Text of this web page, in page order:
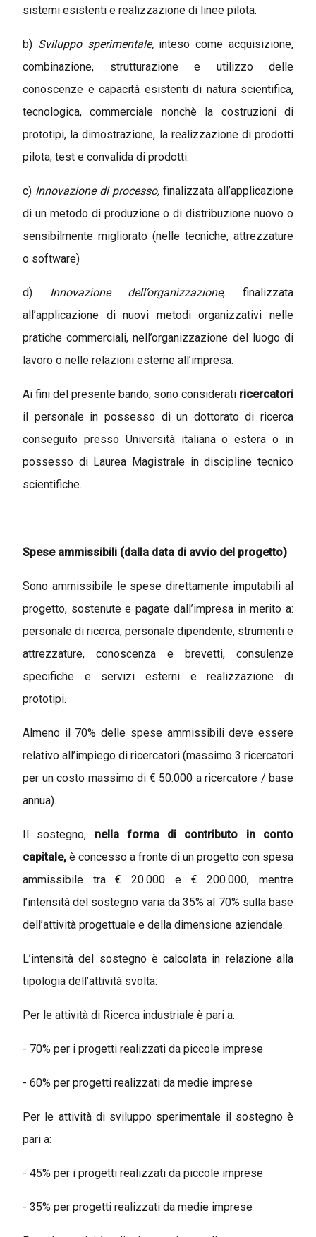
sistemi esistenti e realizzazione di linee pilota.
b) Sviluppo sperimentale, inteso come acquisizione,
combinazione, strutturazione e utilizzo delle
conoscenze e capacità esistenti di natura scientifica,
tecnologica, commerciale nonchè la costruzioni di
prototipi, la dimostrazione, la realizzazione di prodotti
pilota, test e convalida di prodotti.
c) Innovazione di processo, finalizzata all’applicazione
di un metodo di produzione o di distribuzione nuovo o
sensibilmente migliorato (nelle tecniche, attrezzature
o software)
d) Innovazione dell’organizzazione, finalizzata
all’applicazione di nuovi metodi organizzativi nelle
pratiche commerciali, nell’organizzazione del luogo di
lavoro o nelle relazioni esterne all’impresa.
Ai fini del presente bando, sono considerati ricercatori
il personale in possesso di un dottorato di ricerca
conseguito presso Università italiana o estera o in
possesso di Laurea Magistrale in discipline tecnico
scientifiche.
Spese ammissibili (dalla data di avvio del progetto)
Sono ammissibile le spese direttamente imputabili al
progetto, sostenute e pagate dall’impresa in merito a:
personale di ricerca, personale dipendente, strumenti e
attrezzature, conoscenza e brevetti, consulenze
specifiche e servizi esterni e realizzazione di
prototipi.
Almeno il 70% delle spese ammissibili deve essere
relativo all’impiego di ricercatori (massimo 3 ricercatori
per un costo massimo di € 50.000 a ricercatore / base
annua).
Il sostegno, nella forma di contributo in conto
capitale, è concesso a fronte di un progetto con spesa
ammissibile tra € 20.000 e € 200.000, mentre
l’intensità del sostegno varia da 35% al 70% sulla base
dell’attività progettuale e della dimensione aziendale.
L’intensità del sostegno è calcolata in relazione alla
tipologia dell’attività svolta:
Per le attività di Ricerca industriale è pari a:
- 70% per i progetti realizzati da piccole imprese
- 60% per progetti realizzati da medie imprese
Per le attività di sviluppo sperimentale il sostegno è
pari a:
- 45% per i progetti realizzati da piccole imprese
- 35% per progetti realizzati da medie imprese